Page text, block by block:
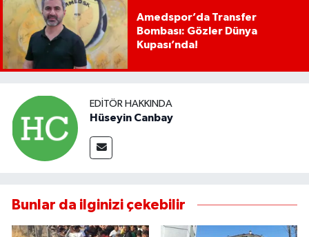
Amedspor’da Transfer
Bombası: Gözler Dünya
Kupası’nda!
EDITÖR HAKKINDA
Hüseyin Canbay
Bunlar da ilginizi çekebilir